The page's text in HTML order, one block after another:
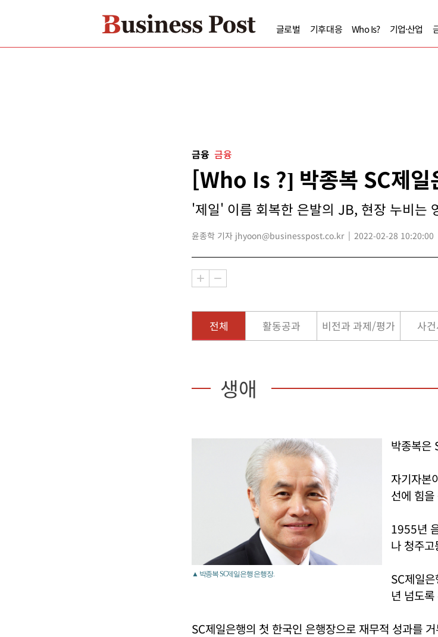
글로벌 기후대응 Who Is? 기업·산업
금융 금융
[Who Is ?] 박종복 SC제일
'제일' 이름 회복한 은발의 JB, 현장 누비는
윤종학 기자 jhyoon@businesspost.co.kr 2022-02-28 10:20:00
전체 활동공과 비전과 과제/평가 사
생애
▲ 박종복 SC제일은행 은행장.
박종복은
자기자본
선에 힘
1955년
나 청주
SC제일
년 넘도
SC제일은행의 첫 한국인 은행장으로 재무적 성과를